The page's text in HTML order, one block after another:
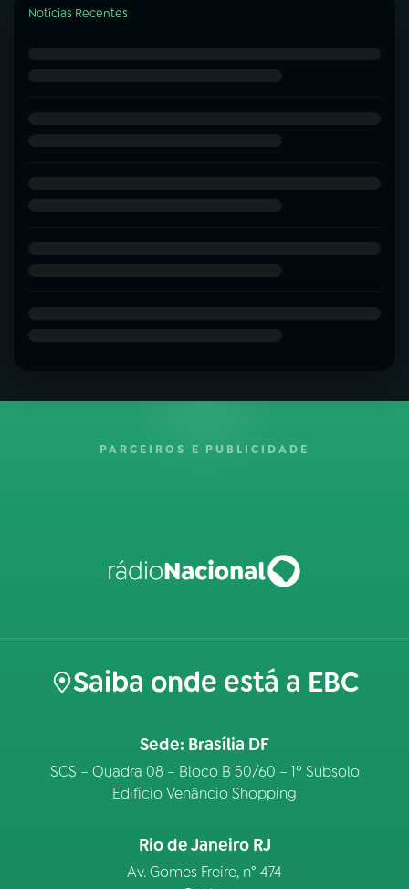
Notícias Recentes
PARCEIROS E PUBLICIDADE
Saiba onde está a EBC
Sede: Brasília DF
SCS – Quadra 08 – Bloco B 50/60 – 1º Subsolo
Edifício Venâncio Shopping
Rio de Janeiro RJ
Av. Gomes Freire, n° 474